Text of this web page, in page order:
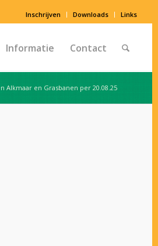
Inschrijven Downloads Links
Informatie Contact
Alkmaar en Grasbanen per 20.08.25